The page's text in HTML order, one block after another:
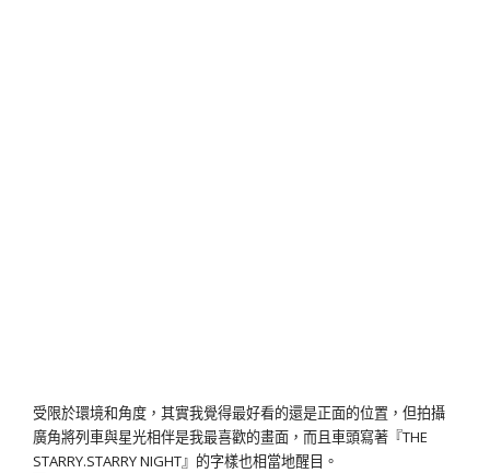
受限於環境和角度，其實我覺得最好看的還是正面的位置，但拍攝
廣角將列車與星光相伴是我最喜歡的畫面，而且車頭寫著『THE
STARRY.STARRY NIGHT』的字樣也相當地醒目。